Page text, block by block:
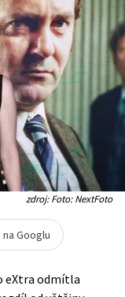
zdroj: Foto: NextFoto
Googlu
eXtra odmítla